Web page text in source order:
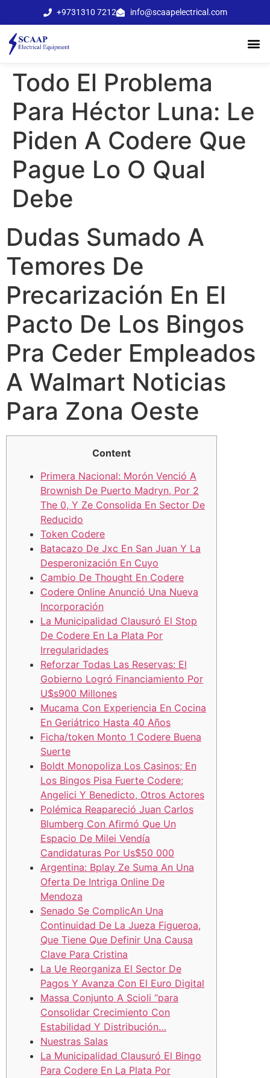
+9731310 7212 info@scaapelectrical.com
Todo El Problema
Para Héctor Luna: Le
Piden A Codere Que
Pague Lo O Qual
Debe
Dudas Sumado A
Temores De
Precarización En El
Pacto De Los Bingos
Pra Ceder Empleados
A Walmart Noticias
Para Zona Oeste
Content
Primera Nacional: Morón Venció A
Brownish De Puerto Madryn, Por 2
The 0, Y Ze Consolida En Sector De
Reducido
Token Codere
Batacazo De Jxc En San Juan Y La
Desperonización En Cuyo
Cambio De Thought En Codere
Codere Online Anunció Una Nueva
Incorporación
La Municipalidad Clausuró El Stop
De Codere En La Plata Por
Irregularidades
Reforzar Todas Las Reservas: El
Gobierno Logró Financiamiento Por
U$s900 Millones
Mucama Con Experiencia En Cocina
En Geriátrico Hasta 40 Años
Ficha/token Monto 1 Codere Buena
Suerte
Boldt Monopoliza Los Casinos; En
Los Bingos Pisa Fuerte Codere;
Angelici Y Benedicto, Otros Actores
Polémica Reapareció Juan Carlos
Blumberg Con Afirmó Que Un
Espacio De Milei Vendía
Candidaturas Por Us$50 000
Argentina: Bplay Ze Suma An Una
Oferta De Intriga Online De
Mendoza
Senado Se ComplicAn Una
Continuidad De La Jueza Figueroa,
Que Tiene Que Definir Una Causa
Clave Para Cristina
La Ue Reorganiza El Sector De
Pagos Y Avanza Con El Euro Digital
Massa Conjunto A Scioli “para
Consolidar Crecimiento Con
Estabilidad Y Distribución…
Nuestras Salas
La Municipalidad Clausuró El Bingo
Para Codere En La Plata Por